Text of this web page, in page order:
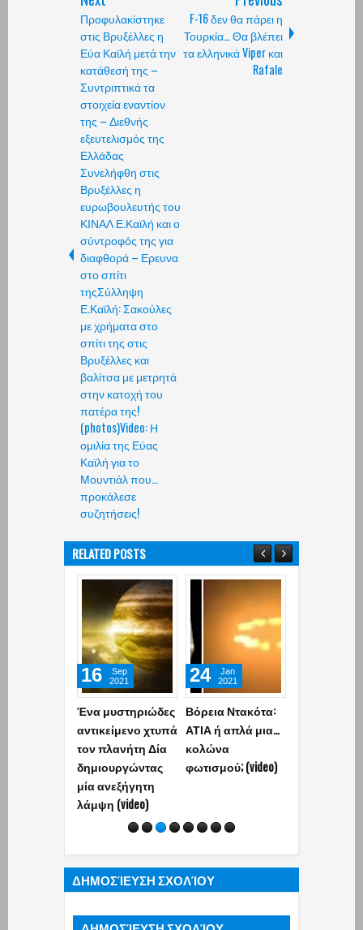
Προφυλακίστηκε
στις Βρυξέλλες η
Εύα Καϊλή μετά την
κατάθεσή της –
Συντριπτικά τα
στοιχεία εναντίον
της – Διεθνής
εξευτελισμός της
Ελλάδας
Συνελήφθη στις
Βρυξέλλες η
ευρωβουλευτής του
ΚΙΝΑΛ Ε.Καϊλή και ο
σύντροφός της για
διαφθορά – Ερευνα
στο σπίτι
τηςΣύλληψη
Ε.Καϊλή: Σακούλες
με χρήματα στο
σπίτι της στις
Βρυξέλλες και
βαλίτσα με μετρητά
στην κατοχή του
πατέρα της!
(photos)Video: Η
ομιλία της Εύας
Καϊλή για το
Μουντιάλ που…
προκάλεσε
συζητήσεις!
F-16 δεν θα πάρει η
Τουρκία… Θα βλέπει
τα ελληνικά Viper και
Rafale
RELATED POSTS
Ένα μυστηριώδες
αντικείμενο χτυπά
τον πλανήτη Δία
δημιουργώντας
μία ανεξήγητη
λάμψη (video)
16
Sep
2021
Βόρεια Ντακότα:
ΑΤΙΑ ή απλά μια…
κολώνα
φωτισμού; (video)
24
Jan
2021
ΔΗΜΟΣΊΕΥΣΗ ΣΧΟΛΊΟΥ